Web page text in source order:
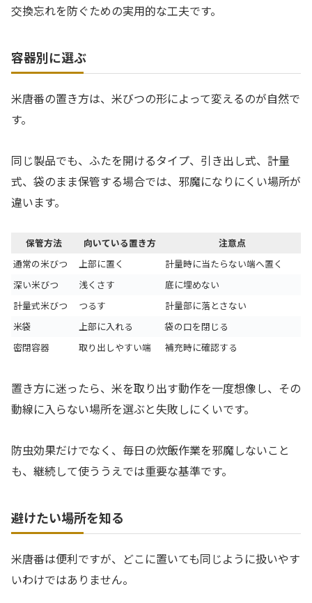
交換忘れを防ぐための実用的な工夫です。
容器別に選ぶ
米唐番の置き方は、米びつの形によって変えるのが自然で
す。
同じ製品でも、ふたを開けるタイプ、引き出し式、計量
式、袋のまま保管する場合では、邪魔になりにくい場所が
違います。
保管方法 向いている置き方
注意点
通常の米びつ
上部に置く
計量時に当たらない端へ置く
深い米びつ
浅くさす
底に埋めない
計量式米びつ
つるす
計量部に落とさない
米袋
上部に入れる
袋の口を閉じる
密閉容器
取り出しやすい端 補充時に確認する
置き方に迷ったら、米を取り出す動作を一度想像し、その
動線に入らない場所を選ぶと失敗しにくいです。
防虫効果だけでなく、毎日の炊飯作業を邪魔しないこと
も、継続して使ううえでは重要な基準です。
避けたい場所を知る
米唐番は便利ですが、どこに置いても同じように扱いやす
いわけではありません。